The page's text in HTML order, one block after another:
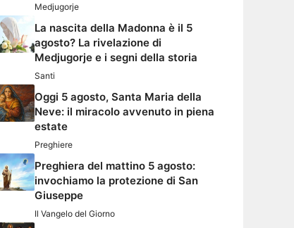
Medjugorje
La nascita della Madonna è il 5
agosto? La rivelazione di
Medjugorje e i segni della storia
Santi
Oggi 5 agosto, Santa Maria della
Neve: il miracolo avvenuto in piena
estate
Preghiere
Preghiera del mattino 5 agosto:
invochiamo la protezione di San
Giuseppe
Il Vangelo del Giorno